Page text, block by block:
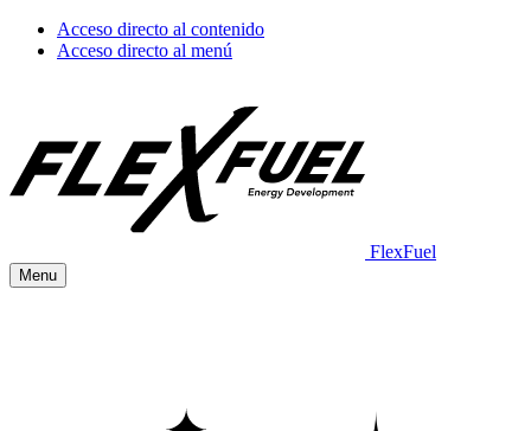
Acceso directo al contenido
Acceso directo al menú
FlexFuel
Menu